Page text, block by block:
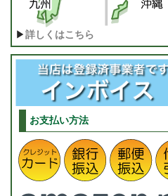
▶詳しくはこちら
お支払い方法